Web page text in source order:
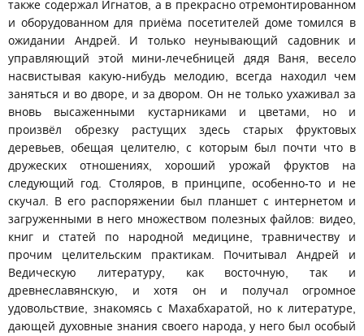
также содержал Игнатов, а в прекрасно отремонтированном
и оборудованном для приёма посетителей доме томился в
ожидании Андрей. И только неунывающий садовник и
управляющий этой мини-лечебницей дядя Ваня, весело
насвистывая какую-нибудь мелодию, всегда находил чем
заняться и во дворе, и за двором. Он не только ухаживал за
вновь высаженными кустарниками и цветами, но и
произвёл обрезку растущих здесь старых фруктовых
деревьев, обещая целителю, с которым был почти что в
дружеских отношениях, хороший урожай фруктов на
следующий год. Столяров, в принципе, особенно-то и не
скучал. В его распоряжении был планшет с интернетом и
загруженными в него множеством полезных файлов: видео,
книг и статей по народной медицине, травничеству и
прочим целительским практикам. Почитывал Андрей и
Ведическую литературу, как восточную, так и
древнеславянскую, и хотя он и получал огромное
удовольствие, знакомясь с Махабхаратой, но к литературе,
дающей духовные знания своего народа, у него был особый